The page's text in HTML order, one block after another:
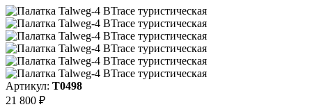
Артикул: T0498
21 800 ₽